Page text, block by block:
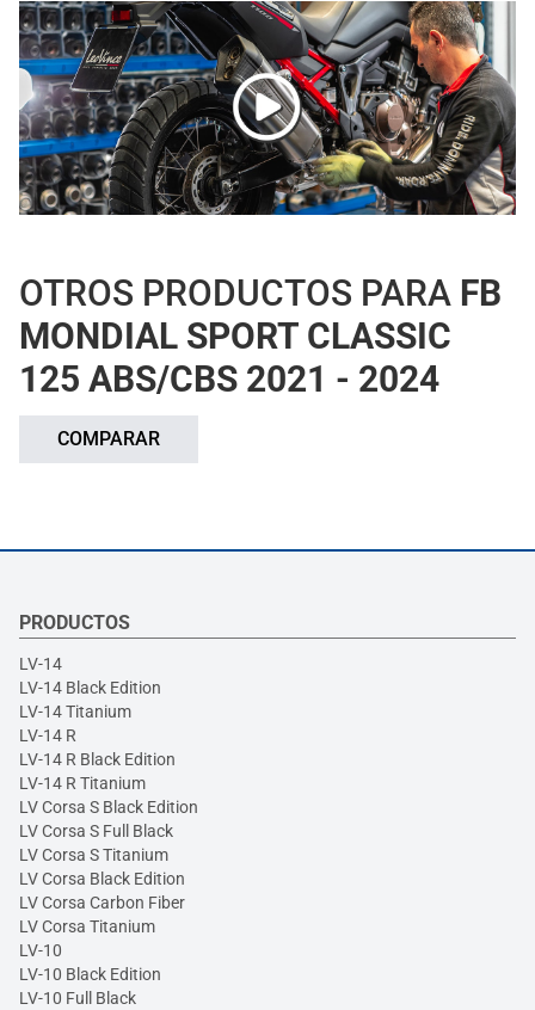
OTROS PRODUCTOS PARA FB
MONDIAL SPORT CLASSIC
125 ABS/CBS 2021 - 2024
COMPARAR
PRODUCTOS
LV-14
LV-14 Black Edition
LV-14 Titanium
LV-14 R
LV-14 R Black Edition
LV-14 R Titanium
LV Corsa S Black Edition
LV Corsa S Full Black
LV Corsa S Titanium
LV Corsa Black Edition
LV Corsa Carbon Fiber
LV Corsa Titanium
LV-10
LV-10 Black Edition
LV-10 Full Black